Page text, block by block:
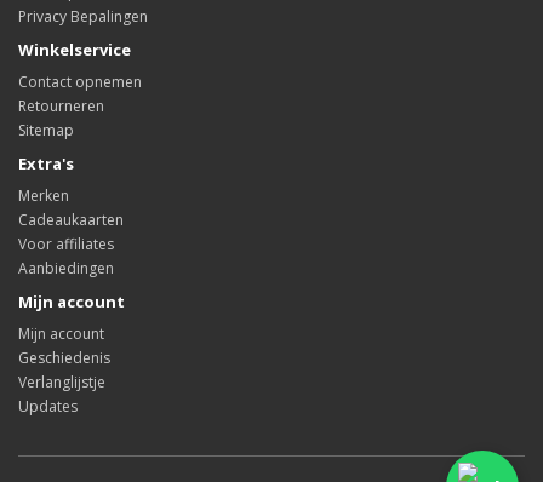
Privacy Bepalingen
Winkelservice
Contact opnemen
Retourneren
Sitemap
Extra's
Merken
Cadeaukaarten
Voor affiliates
Aanbiedingen
Mijn account
Mijn account
Geschiedenis
Verlanglijstje
Updates